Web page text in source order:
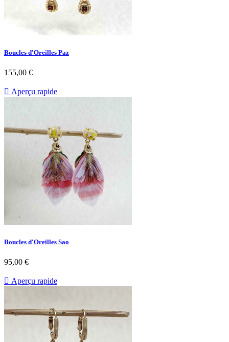
Boucles d'Oreilles Paz
Prix
155,00 €
 Aperçu rapide
Boucles d'Oreilles Sao
Prix
95,00 €
 Aperçu rapide